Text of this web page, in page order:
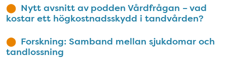
Nytt avsnitt av podden Vårdfrågan – vad
kostar ett högkostnadsskydd i tandvården?
Forskning: Samband mellan sjukdomar och
tandlossning